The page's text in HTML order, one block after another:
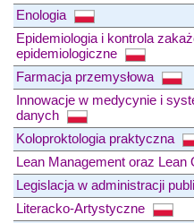
Enologia
Epidemiologia i kontrola
epidemiologiczne
Farmacja przemysłowa
Innowacje w medycynie i
danych
Koloproktologia praktyczna
Lean Management oraz Lean
Legislacja w administracji
Literacko-Artystyczne